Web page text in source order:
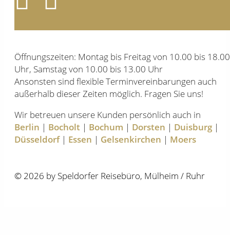
Öffnungszeiten: Montag bis Freitag von 10.00 bis 18.00
Uhr, Samstag von 10.00 bis 13.00 Uhr
Ansonsten sind flexible Terminvereinbarungen auch
außerhalb dieser Zeiten möglich. Fragen Sie uns!
Wir betreuen unsere Kunden persönlich auch in
Berlin | Bocholt | Bochum | Dorsten | Duisburg |
Düsseldorf| Essen | Gelsenkirchen | Moers
© 2026 by Speldorfer Reisebüro, Mülheim / Ruhr